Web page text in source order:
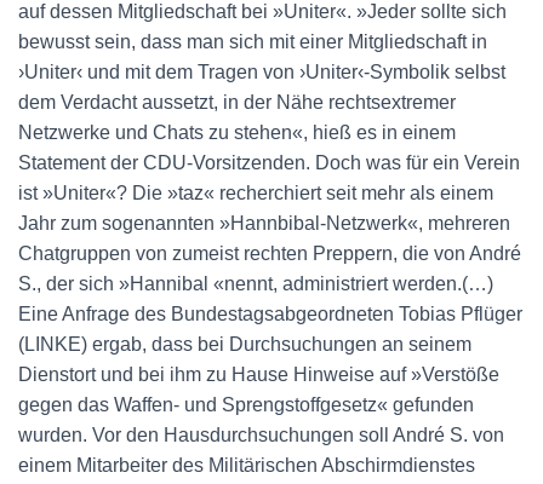
auf dessen Mitgliedschaft bei »Uniter«. »Jeder sollte sich
bewusst sein, dass man sich mit einer Mitgliedschaft in
›Uniter‹ und mit dem Tragen von ›Uniter‹-Symbolik selbst
dem Verdacht aussetzt, in der Nähe rechtsextremer
Netzwerke und Chats zu stehen«, hieß es in einem
Statement der CDU-Vorsitzenden. Doch was für ein Verein
ist »Uniter«? Die »taz« recherchiert seit mehr als einem
Jahr zum sogenannten »Hannbibal-Netzwerk«, mehreren
Chatgruppen von zumeist rechten Preppern, die von André
S., der sich »Hannibal «nennt, administriert werden.(…)
Eine Anfrage des Bundestagsabgeordneten Tobias Pflüger
(LINKE) ergab, dass bei Durchsuchungen an seinem
Dienstort und bei ihm zu Hause Hinweise auf »Verstöße
gegen das Waffen- und Sprengstoffgesetz« gefunden
wurden. Vor den Hausdurchsuchungen soll André S. von
einem Mitarbeiter des Militärischen Abschirmdienstes